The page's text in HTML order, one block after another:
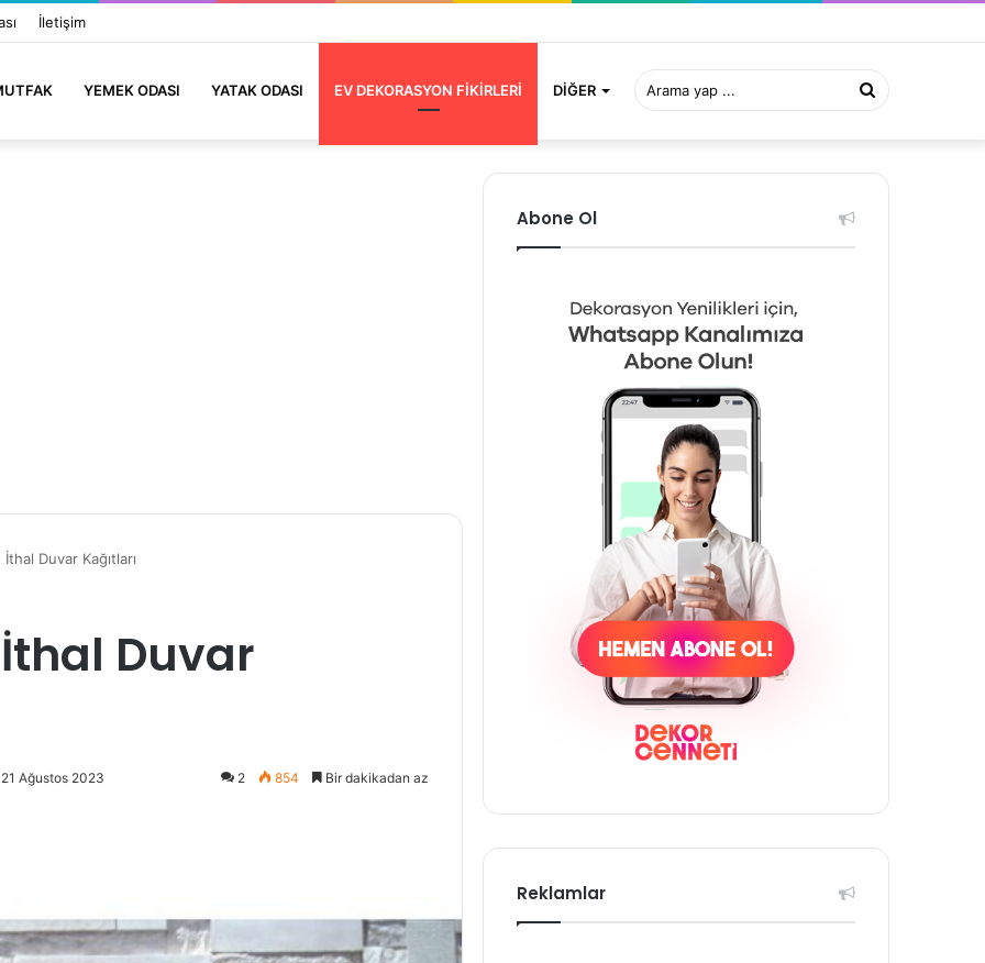
İletişim
YEMEK ODASI YATAK ODASI EV DEKORASYON FIKIRLERI DIĞER Arama
yap
Duvar Kağıtları
Duvar
Ağustos 2023 2 854 Bir dakikadan az
Abone Ol
Reklamlar